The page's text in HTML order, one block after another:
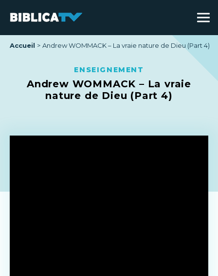
Accueil Andrew WOMMACK – La vraie nature de Dieu (Part 4)
ENSEIGNEMENT
Andrew WOMMACK – La vraie
nature de Dieu (Part 4)